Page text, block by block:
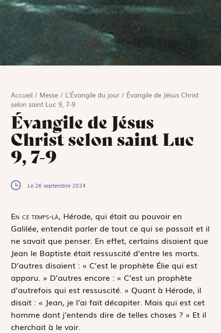
Accueil / Messe / L'Évangile du jour / Évangile de Jésus Christ
selon saint Luc 9, 7-9
Évangile de Jésus
Christ selon saint Luc
9, 7-9
Le 26 septembre 2024
En ce temps-là, Hérode, qui était au pouvoir en
Galilée, entendit parler de tout ce qui se passait et il
ne savait que penser. En effet, certains disaient que
Jean le Baptiste était ressuscité d’entre les morts.
D’autres disaient : « C’est le prophète Élie qui est
apparu. » D’autres encore : « C’est un prophète
d’autrefois qui est ressuscité. » Quant à Hérode, il
disait : « Jean, je l’ai fait décapiter. Mais qui est cet
homme dont j’entends dire de telles choses ? » Et il
cherchait à le voir.